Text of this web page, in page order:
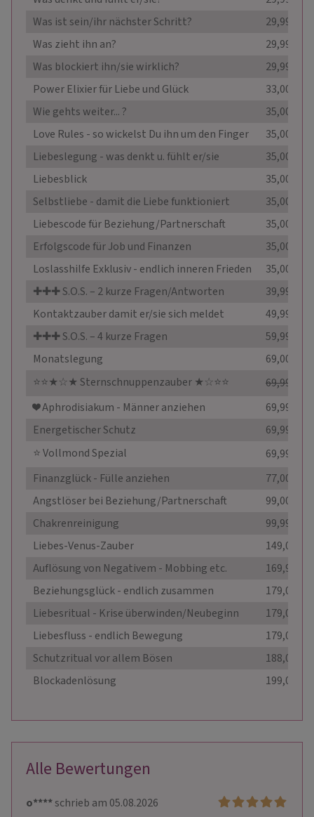
Was ist sein/ihr nächster Schritt?
29,99 €
Was zieht ihn an?
29,99 €
Was blockiert ihn/sie wirklich?
29,99 €
Power Elixier für Liebe und Glück
33,00 €
Wie gehts weiter... ?
35,00 €
Love Rules - so wickelst Du ihn um den Finger
35,00 €
Liebeslegung - was denkt u. fühlt er/sie
35,00 €
Liebesblick
35,00 €
Selbstliebe - damit die Liebe funktioniert
35,00 €
Liebescode für Beziehung/Partnerschaft
35,00 €
Erfolgscode für Job und Finanzen
35,00 €
Loslasshilfe Exklusiv - endlich inneren Frieden
35,00 €
✚✚✚ S.O.S. – 2 kurze Fragen/Antworten
39,99 €
Kontaktzauber damit er/sie sich meldet
49,99 €
✚✚✚ S.O.S. – 4 kurze Fragen
59,99 €
Monatslegung
69,00 €
⭐️⭐️★☆★ Sternschnuppenzauber ★☆⭐️⭐️
69,99 €
❤️️ Aphrodisiakum - Männer anziehen
69,99 €
Energetischer Schutz
69,99 €
⭐️ Vollmond Spezial
69,99 €
Finanzglück - Fülle anziehen
77,00 €
Angstlöser bei Beziehung/Partnerschaft
99,00 €
Chakrenreinigung
99,99 €
Liebes-Venus-Zauber
149,00 €
Auflösung von Negativem - Mobbing etc.
169,99 €
Beziehungsglück - endlich zusammen
179,00 €
Liebesritual - Krise überwinden/Neubeginn
179,00 €
Liebesfluss - endlich Bewegung
179,00 €
Schutzritual vor allem Bösen
188,00 €
Blockadenlösung
199,00 €
Alle Bewertungen
o****schrieb am 05.08.2026